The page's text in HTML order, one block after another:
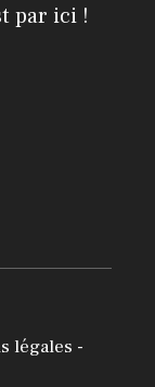
par ici !
légales -